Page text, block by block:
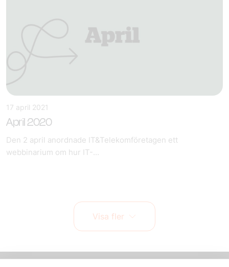
17 april 2021
April 2020
Den 2 april anordnade IT&Telekomföretagen ett
webbinarium om hur IT-...
Visa fler